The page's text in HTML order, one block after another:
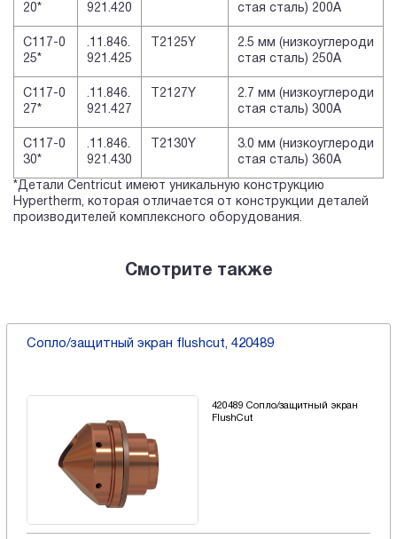
20*
921.420
стая сталь) 200A
C117-0
25*
.11.846.
921.425
T2125Y
2.5 мм (низкоуглероди
стая сталь) 250A
C117-0
27*
.11.846.
921.427
T2127Y
2.7 мм (низкоуглероди
стая сталь) 300A
C117-0
30*
.11.846.
921.430
T2130Y
3.0 мм (низкоуглероди
стая сталь) 360A
*Детали Centricut имеют уникальную конструкцию
Hypertherm, которая отличается от конструкции деталей
производителей комплексного оборудования.
Смотрите также
Сопло/защитный экран flushcut, 420489
420489 Сопло/защитный экран
FlushCut